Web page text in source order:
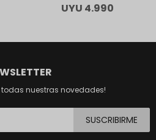
UYU 4.990
todas nuestras novedades!
SUSCRIBIRME